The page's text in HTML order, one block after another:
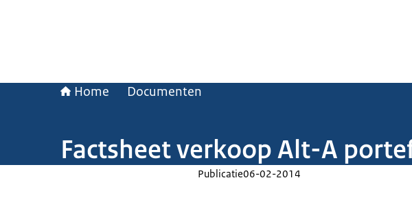
Home Documenten
Factsheet verkoop Alt-A
Publicatie06-02-2014